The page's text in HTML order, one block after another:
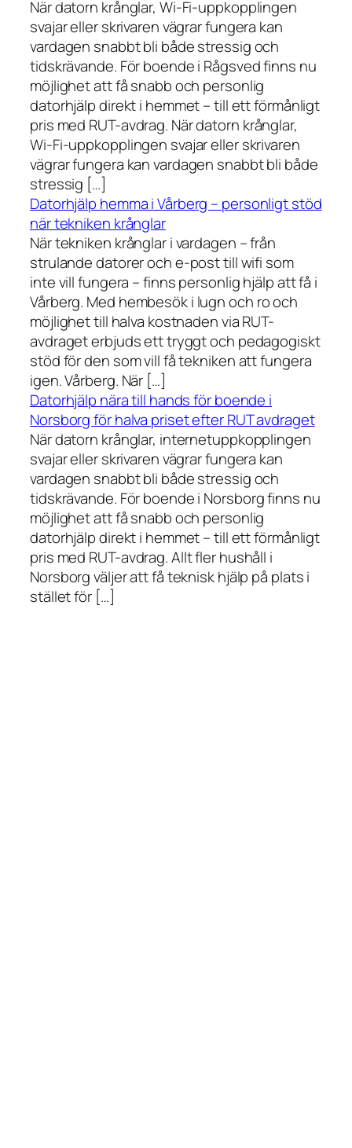
När datorn krånglar, Wi-Fi-uppkopplingen
svajar eller skrivaren vägrar fungera kan
vardagen snabbt bli både stressig och
tidskrävande. För boende i Rågsved finns nu
möjlighet att få snabb och personlig
datorhjälp direkt i hemmet – till ett förmånligt
pris med RUT-avdrag. När datorn krånglar,
Wi-Fi-uppkopplingen svajar eller skrivaren
vägrar fungera kan vardagen snabbt bli både
stressig […]
Datorhjälp hemma i Vårberg – personligt stöd
när tekniken krånglar
När tekniken krånglar i vardagen – från
strulande datorer och e-post till wifi som
inte vill fungera – finns personlig hjälp att få i
Vårberg. Med hembesök i lugn och ro och
möjlighet till halva kostnaden via RUT-
avdraget erbjuds ett tryggt och pedagogiskt
stöd för den som vill få tekniken att fungera
igen. Vårberg. När […]
Datorhjälp nära till hands för boende i
Norsborg för halva priset efter RUT avdraget
När datorn krånglar, internetuppkopplingen
svajar eller skrivaren vägrar fungera kan
vardagen snabbt bli både stressig och
tidskrävande. För boende i Norsborg finns nu
möjlighet att få snabb och personlig
datorhjälp direkt i hemmet – till ett förmånligt
pris med RUT-avdrag. Allt fler hushåll i
Norsborg väljer att få teknisk hjälp på plats i
stället för […]